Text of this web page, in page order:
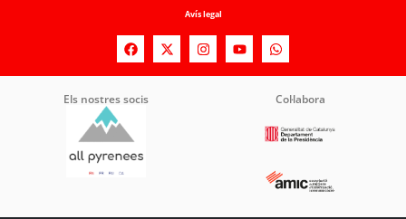
Avís legal
Els nostres socis Col·labora